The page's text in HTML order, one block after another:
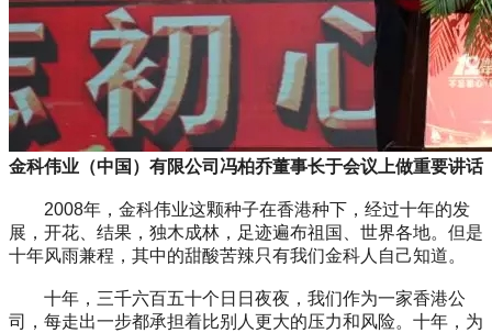
金科伟业（中国）有限公司冯柏乔董事长于会议上做重要讲话
2008年，金科伟业这颗种子在香港种下，经过十年的发
展，开花、结果，独木成林，足迹遍布祖国、世界各地。但是
十年风雨兼程，其中的甜酸苦辣只有我们金科人自己知道。
十年，三千六百五十个日日夜夜，我们作为一家香港公
司，每走出一步都承担着比别人更大的压力和风险。十年，为